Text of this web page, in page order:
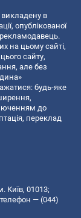
викладену в
опублікованої
рекламодавець.
на цьому сайті,
сайту,
але без
будь-яке
до
переклад
Київ, 01013;
— (044)